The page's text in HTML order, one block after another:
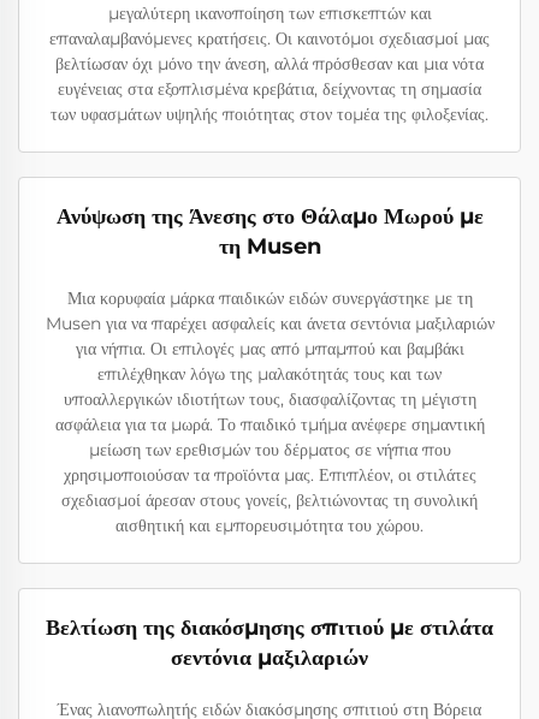
μεγαλύτερη ικανοποίηση των επισκεπτών και
επαναλαμβανόμενες κρατήσεις. Οι καινοτόμοι σχεδιασμοί μας
βελτίωσαν όχι μόνο την άνεση, αλλά πρόσθεσαν και μια νότα
ευγένειας στα εξοπλισμένα κρεβάτια, δείχνοντας τη σημασία
των υφασμάτων υψηλής ποιότητας στον τομέα της φιλοξενίας.
Ανύψωση της Άνεσης στο Θάλαμο Μωρού με
τη Musen
Μια κορυφαία μάρκα παιδικών ειδών συνεργάστηκε με τη
Musen για να παρέχει ασφαλείς και άνετα σεντόνια μαξιλαριών
για νήπια. Οι επιλογές μας από μπαμπού και βαμβάκι
επιλέχθηκαν λόγω της μαλακότητάς τους και των
υποαλλεργικών ιδιοτήτων τους, διασφαλίζοντας τη μέγιστη
ασφάλεια για τα μωρά. Το παιδικό τμήμα ανέφερε σημαντική
μείωση των ερεθισμών του δέρματος σε νήπια που
χρησιμοποιούσαν τα προϊόντα μας. Επιπλέον, οι στιλάτες
σχεδιασμοί άρεσαν στους γονείς, βελτιώνοντας τη συνολική
αισθητική και εμπορευσιμότητα του χώρου.
Βελτίωση της διακόσμησης σπιτιού με στιλάτα
σεντόνια μαξιλαριών
Ένας λιανοπωλητής ειδών διακόσμησης σπιτιού στη Βόρεια